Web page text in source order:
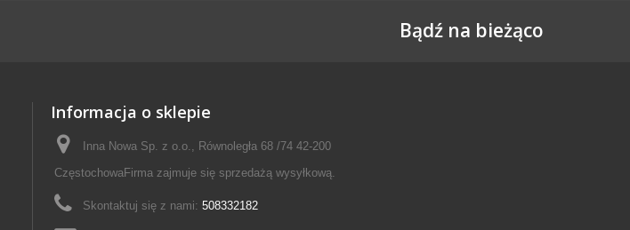
Bądź na bieżąco
Informacja o sklepie
Inna Nowa Sp. z o.o., Równoległa 68 /74 42-200
CzęstochowaFirma zajmuje się sprzedażą wysyłkową.
Skontaktuj się z nami: 508332182